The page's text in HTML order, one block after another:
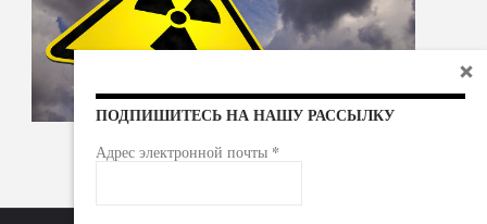
ПОДПИШИТЕСЬ НА НАШУ РАССЫЛКУ
Адрес электронной почты *